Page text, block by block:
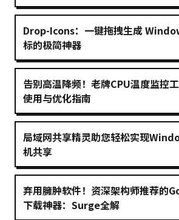
Drop-Icons：一键拖拽生成
标的极简神器
告别高温降频！老牌CPU温度监控
使用与优化指南
局域网共享精灵助您轻松实现
机共享
弃用臃肿软件！资深架构师推荐的
下载神器：Surge全解